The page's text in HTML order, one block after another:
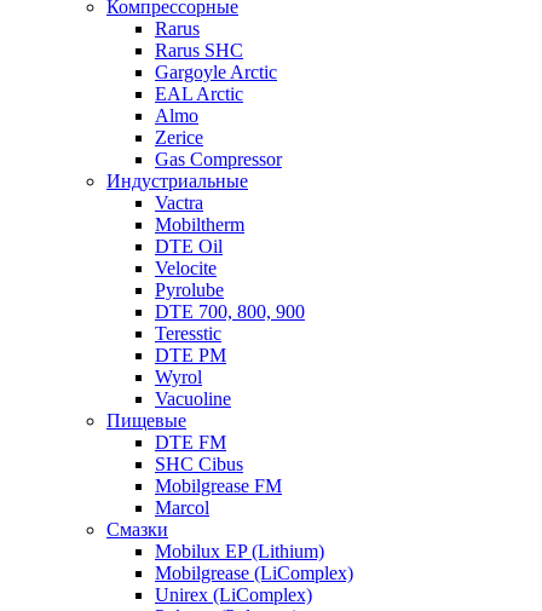
Компрессорные
Rarus
Rarus SHC
Gargoyle Arctic
EAL Arctic
Almo
Zerice
Gas Compressor
Индустриальные
Vactra
Mobiltherm
DTE Oil
Velocite
Pyrolube
DTE 700, 800, 900
Teresstic
DTE PM
Wyrol
Vacuoline
Пищевые
DTE FM
SHC Cibus
Mobilgrease FM
Marcol
Смазки
Mobilux EP (Lithium)
Mobilgrease (LiComplex)
Unirex (LiComplex)